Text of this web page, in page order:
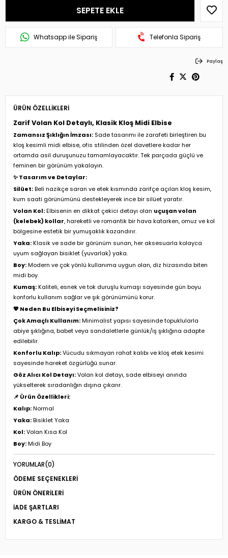
Whatsapp ile Sipariş Telefonla Sipariş
Paylaş
ÜRÜN ÖZELLIKLERI
Zarif Volan Kol Detaylı, Klasik Kloş Midi Elbise
Zamansız Şıklığın İmzası: Sade tasarımı ile zarafeti birleştiren bu
kloş kesimli midi elbise, ofis stilinden özel davetlere kadar her
ortamda asil duruşunuzu tamamlayacaktır. Tek parçada güçlü ve
feminen bir görünüm yakalayın.
✨ Tasarım ve Detaylar:
Silüet:Beli nazikçe saran ve etek kısmında zarifçe açılan kloş kesim,
kum saati görünümünü destekleyerek ince bir silüet yaratır.
Volan Kol:Elbisenin en dikkat çekici detayı olan uçuşan volan
(kelebek) kollar, hareketli ve romantik bir hava katarken, omuz ve kol
bölgesine estetik bir yumuşaklık kazandırır.
Yaka:Klasik ve sade bir görünüm sunan, her aksesuarla kolayca
uyum sağlayan bisiklet (yuvarlak) yaka.
Boy:Modern ve çok yönlü kullanıma uygun olan, diz hizasında biten
midi boy.
Kumaş:Kaliteli, esnek ve tok duruşlu kumaşı sayesinde gün boyu
konforlu kullanım sağlar ve şık görünümünü korur.
💖 Neden Bu Elbiseyi Seçmelisiniz?
Çok Amaçlı Kullanım:Minimalist yapısı sayesinde topuklularla
abiye şıklığına, babet veya sandaletlerle günlük/iş şıklığına adapte
edilebilir.
Konforlu Kalıp:Vücudu sıkmayan rahat kalıbı ve kloş etek kesimi
sayesinde hareket özgürlüğü sunar.
Göz Alıcı Kol Detayı:Volan kol detayı, sade elbiseyi anında
yükselterek sıradanlığın dışına çıkarır.
📌 Ürün Özellikleri:
Kalıp:Normal
Yaka:Bisiklet Yaka
Kol:Volan Kısa Kol
Boy:Midi Boy
YORUMLAR(0)
ÖDEME SEÇENEKLERI
ÜRÜN ÖNERILERI
İADE ŞARTLARI
KARGO & TESLIMAT